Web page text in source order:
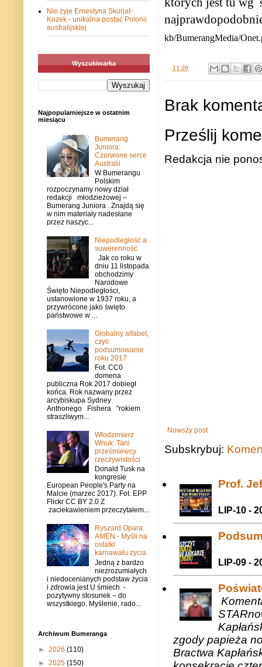
kb/BumerangMedia/
11:28
Brak
Prześlij
Redakcja nie
Nowszy post
Subskrybuj:
Prof.
LIP-10 -
LIP-09 -
zgody papieża
Bractwa
Nie żyje Ernestyna Skurjat-
Kozek - unikalna postać Polonii
australijskiej
Wyszukiwarka
Najpopularniejsze w ostatnim
miesiącu
Bumerang
Juniora:
Czerwone serce
Australii
W Bumerangu
Polskim
rozpoczynamy nowy dział
redakcji młodzieżowej –
Bumerang Juniora . Znajdą się
w nim materiały nadesłane
przez naszyc...
Niepodległość a
suwerenność
Jak co roku w
dniu 11 listopada
obchodzimy
Narodowe
Święto Niepodległości,
ustanowione w 1937 roku, a
przywrócone jako święto
państwowe w ...
Globalny alfabet,
czyli
podsumowanie
roku 2017
Fot. CC0
domena
publiczna Rok 2017 dobiegł
końca. Rok nazwany przez
arcybiskupa Sydney
Anthonego Fishera "rokiem
straszliwym...
Włodzimierz
Wnuk: Tani
prześmiewcy
rzeczywistości
Donald Tusk na
kongresie
European People's Party na
Malcie (marzec 2017). Fot. EPP
Flickr CC BY 2.0 Z
zaciekawieniem przeczytałem...
Ryszard Opara:
AMEN - Myśli na
ostatki
karnawału życia
Jedną z bardzo
niezrozumiałych
i niedocenianych podstaw życia
i zdrowia jest U śmiech -
pozytywny stosunek – do
wszystkiego. Myślenie, rado...
Archiwum Bumeranga
► 2026 (110)
► 2025 (150)